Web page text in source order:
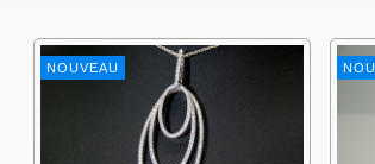
NOUVEAU